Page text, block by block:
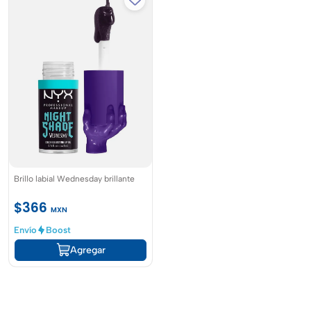
Brillo labial Wednesday brillante
$366 MXN
Envío
Boost
Agregar